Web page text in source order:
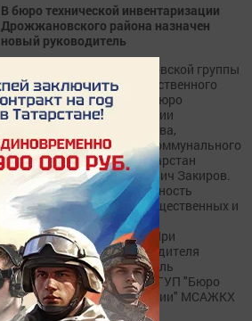
В бюро технической инвентаризации
Дрожжановского района назначен
новый руководитель
Руководителем Дрожжановской группы
республиканского государственного
унитарного предприятия бюро
технической инвентаризации
министерства строительства,
архитектуры и жилищно-коммунального
хозяйства Республики Татарстан
назначен Альфир Иршатович Закиров.
До этого он занимал должность
председателя палаты имущественных и
земельных отношений в
Дрожжановском районе. При
назначении нового руководителя
присутствовали заместитель
генерального директора РГУП "Бюро
технической инвентаризации" МСАЖКХ
РТ...